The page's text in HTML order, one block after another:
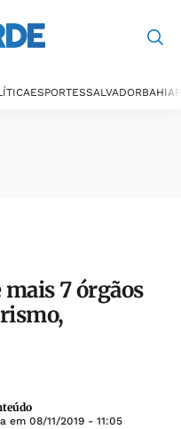
ESPORTESSALVADORBAHIA
7 órgãos
em 08/11/2019 - 11:05